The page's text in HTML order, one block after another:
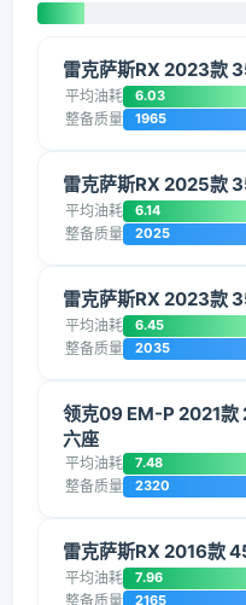
雷克萨斯RX 2023款
平均油耗 6.03
整备质量 1965
雷克萨斯RX 2025款
平均油耗 6.14
整备质量 2025
雷克萨斯RX 2023款
平均油耗 6.45
整备质量 2035
领克09 EM-P 2021款
六座
平均油耗 7.48
整备质量 2320
雷克萨斯RX 2016款
平均油耗 7.96
整备质量 2165